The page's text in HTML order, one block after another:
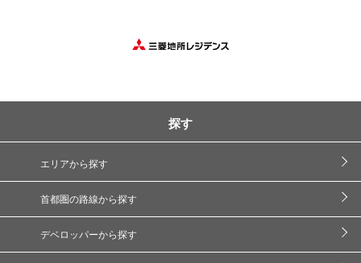
探す
エリアから探す
首都圏の路線から探す
デベロッパーから探す